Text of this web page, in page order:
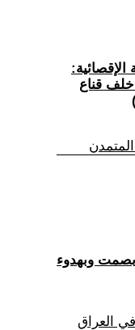
الإقصائية:
قناع
بصمت وبهدوء
في العراق